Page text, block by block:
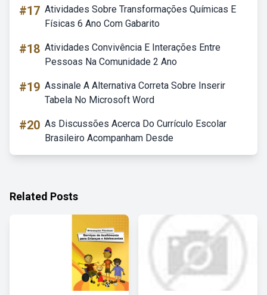
#17 Atividades Sobre Transformações Químicas E
Físicas 6 Ano Com Gabarito
#18 Atividades Convivência E Interações Entre
Pessoas Na Comunidade 2 Ano
#19 Assinale A Alternativa Correta Sobre Inserir
Tabela No Microsoft Word
#20 As Discussões Acerca Do Currículo Escolar
Brasileiro Acompanham Desde
Related Posts